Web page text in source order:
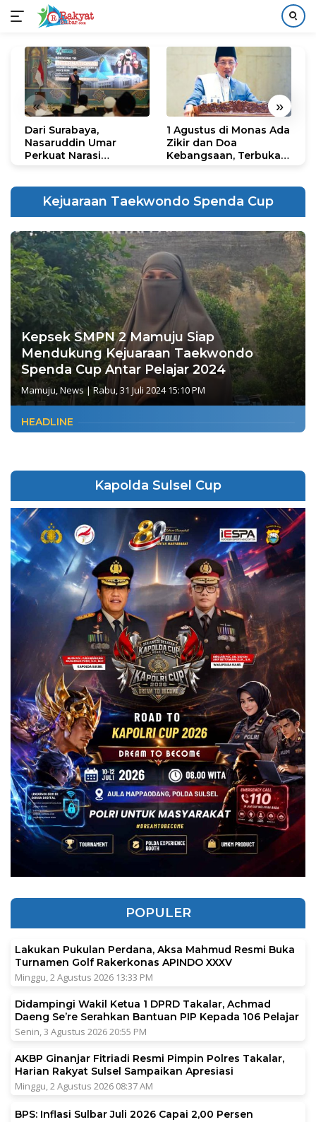
konten
« »
Dari Surabaya,
Nasaruddin Umar
Perkuat Narasi
1 Agustus di Monas Ada
Zikir dan Doa
Kebangsaan, Terbuka
Kejuaraan Taekwondo Spenda Cup
Kepsek SMPN 2 Mamuju Siap
Mendukung Kejuaraan Taekwondo
Spenda Cup Antar Pelajar 2024
Mamuju,News |Rabu, 31 Juli 2024 15:10 PM
HEADLINE
Kapolda Sulsel Cup
POPULER
Lakukan Pukulan Perdana, Aksa Mahmud Resmi Buka
Turnamen Golf Rakerkonas APINDO XXXV
Minggu, 2 Agustus 2026 13:33 PM
Didampingi Wakil Ketua 1 DPRD Takalar, Achmad
Daeng Se’re Serahkan Bantuan PIP Kepada 106 Pelajar
Senin, 3 Agustus 2026 20:55 PM
AKBP Ginanjar Fitriadi Resmi Pimpin Polres Takalar,
Harian Rakyat Sulsel Sampaikan Apresiasi
Minggu, 2 Agustus 2026 08:37 AM
BPS: Inflasi Sulbar Juli 2026 Capai 2,00 Persen